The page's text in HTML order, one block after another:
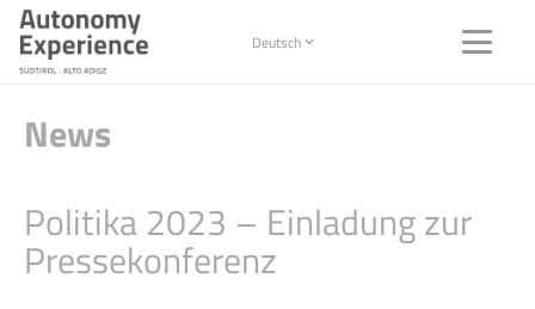
Deutsch
News
Politika 2023 – Einladung zur
Pressekonferenz